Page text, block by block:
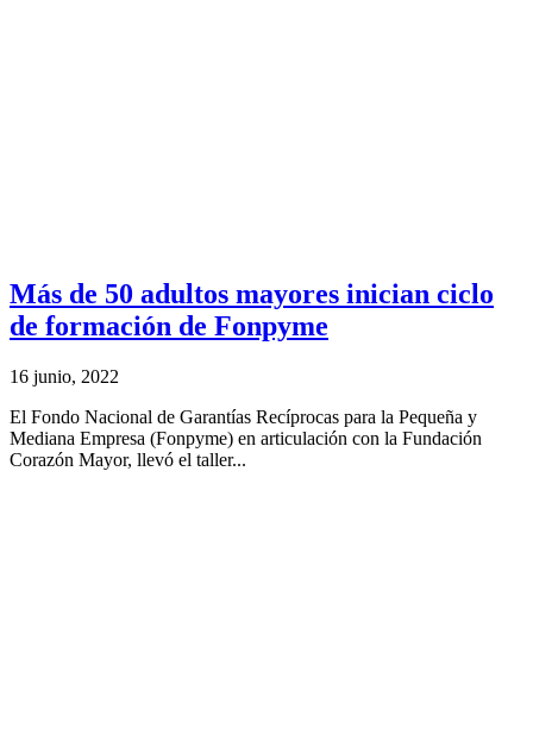
Más de 50 adultos mayores inician ciclo
de formación de Fonpyme
16 junio, 2022
El Fondo Nacional de Garantías Recíprocas para la Pequeña y
Mediana Empresa (Fonpyme) en articulación con la Fundación
Corazón Mayor, llevó el taller...